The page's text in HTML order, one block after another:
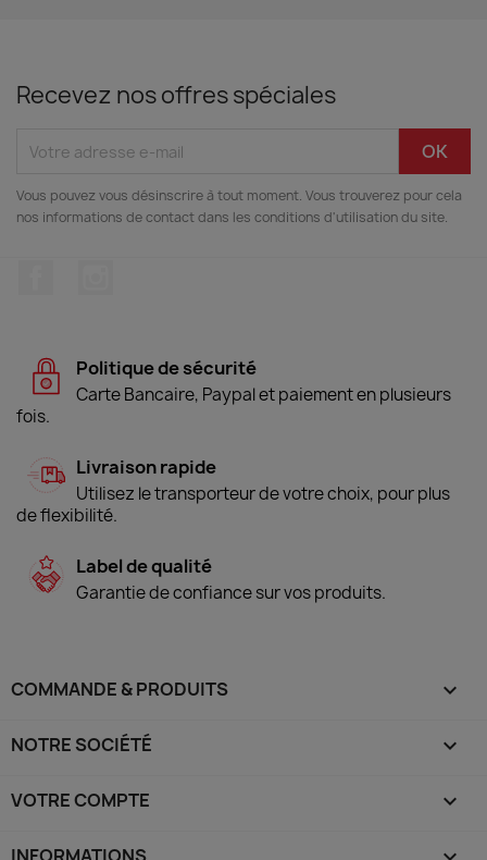
Recevez nos offres spéciales
Vous pouvez vous désinscrire à tout moment. Vous trouverez pour cela
nos informations de contact dans les conditions d'utilisation du site.
Politique de sécurité
Carte Bancaire, Paypal et paiement en plusieurs
fois.
Livraison rapide
Utilisez le transporteur de votre choix, pour plus
de flexibilité.
Label de qualité
Garantie de confiance sur vos produits.
COMMANDE & PRODUITS 
NOTRE SOCIÉTÉ 
VOTRE COMPTE 